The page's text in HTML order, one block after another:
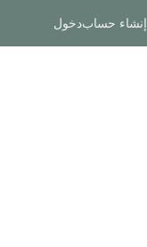
إنشاء حسابدخول